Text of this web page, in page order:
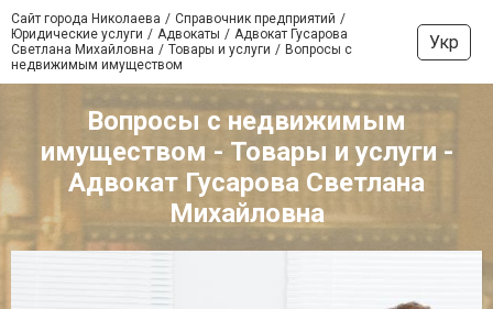
Сайт города Николаева
Справочник предприятий
Юридические услуги
Адвокаты
Адвокат Гусарова
Светлана Михайловна
Товары и услуги
Вопросы с
недвижимым имуществом
Укр
Вопросы с недвижимым
имуществом - Товары и услуги -
Адвокат Гусарова Светлана
Михайловна